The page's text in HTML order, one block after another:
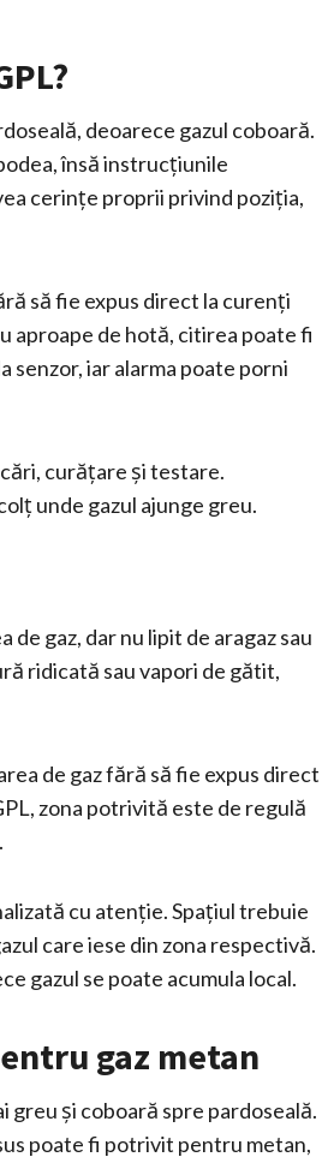
deoarece gazul coboară.
însă instrucțiunile
cerințe proprii privind poziția,
să fie expus direct la curenți
aproape de hotă, citirea poate fi
senzor, iar alarma poate porni
curățare și testare.
unde gazul ajunge greu.
gaz, dar nu lipit de aragaz sau
ridicată sau vapori de gătit,
de gaz fără să fie expus direct
zona potrivită este de regulă
cu atenție. Spațiul trebuie
care iese din zona respectivă.
gazul se poate acumula local.
gaz metan
greu și coboară spre pardoseală.
poate fi potrivit pentru metan,